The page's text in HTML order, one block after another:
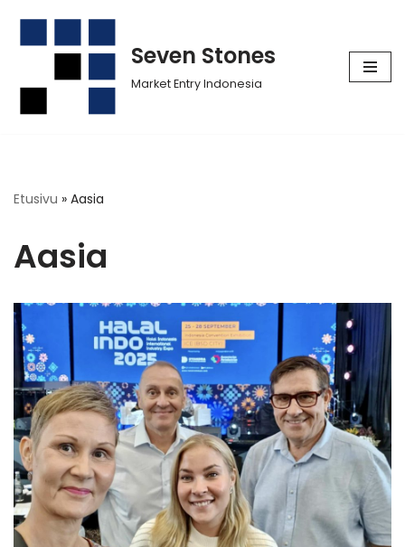
Siirry
sisältöön
Seven Stones
Market Entry Indonesia
Etusivu » Aasia
Aasia